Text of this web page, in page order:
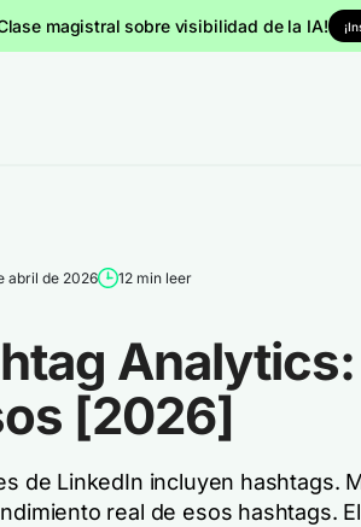
magistral sobre visibilidad de la IA!
abril de 2026 12 min leer
Analytics:
[2026]
de LinkedIn incluyen hashtags.
real de esos hashtags.